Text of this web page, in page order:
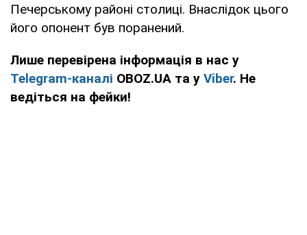
Печерському районі столиці. Внаслідок цього
його опонент був поранений.
Лише перевірена інформація в нас у
Telegram-каналі OBOZ.UA та у Viber. Не
ведіться на фейки!